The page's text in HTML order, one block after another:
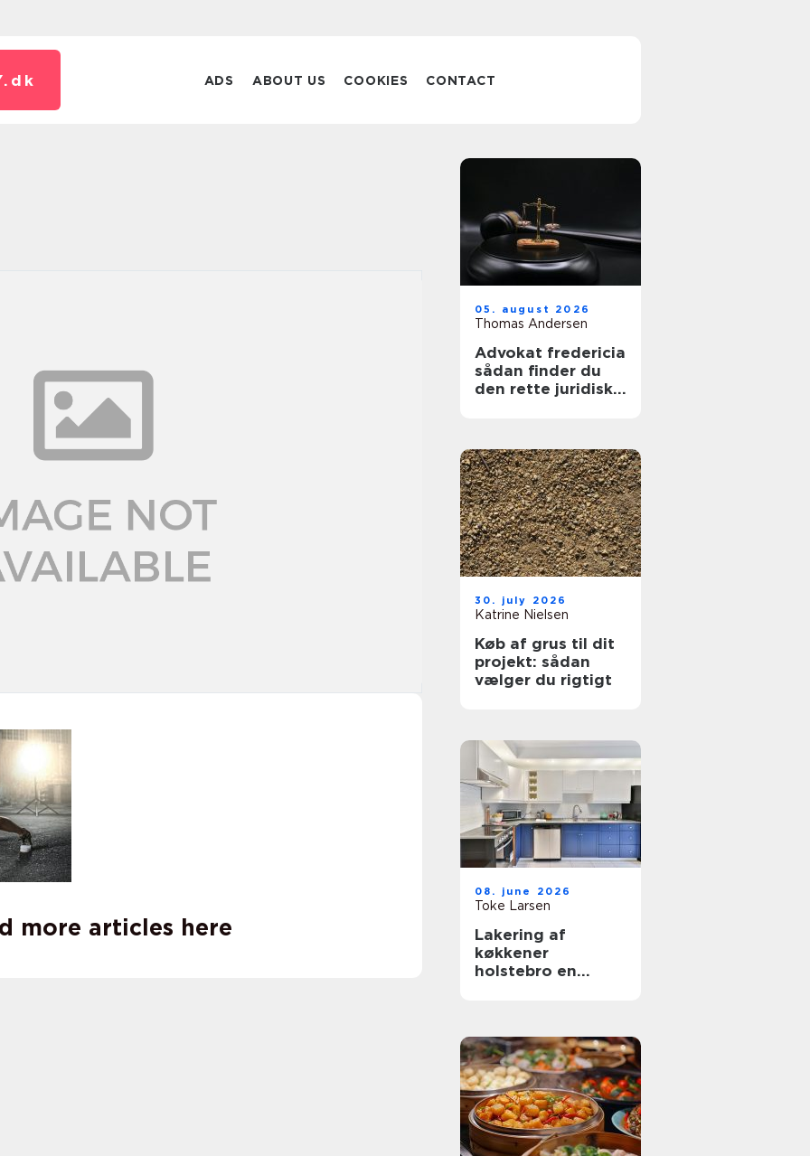
dk ADS ABOUT US COOKIES CONTACT
more articles here
05. august 2026
Thomas Andersen
Advokat fredericia
sådan finder du
den rette juridiske
30. july 2026
Katrine Nielsen
Køb af grus til dit
projekt: sådan
vælger du rigtigt
08. june 2026
Toke Larsen
Lakering af
køkkener
holstebro en